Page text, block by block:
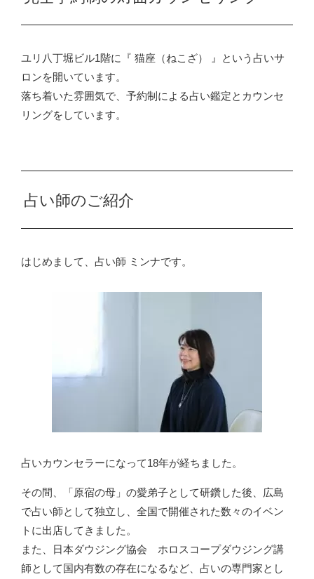
ユリ八丁堀ビル1階に『 猫座（ねこざ） 』という占いサ
ロンを開いています。
落ち着いた雰囲気で、予約制による占い鑑定とカウンセ
リングをしています。
占い師のご紹介
はじめまして、占い師 ミンナです。
占いカウンセラーになって18年が経ちました。
その間、「原宿の母」の愛弟子として研鑽した後、広島
で占い師として独立し、全国で開催された数々のイベン
トに出店してきました。
また、日本ダウジング協会 ホロスコープダウジング講
師として国内有数の存在になるなど、占いの専門家とし